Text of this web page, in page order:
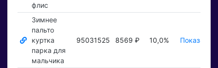
флис
Зимнее
пальто
куртка
парка для
мальчика
95031525 8569 ₽ 10,0% Показать ₽